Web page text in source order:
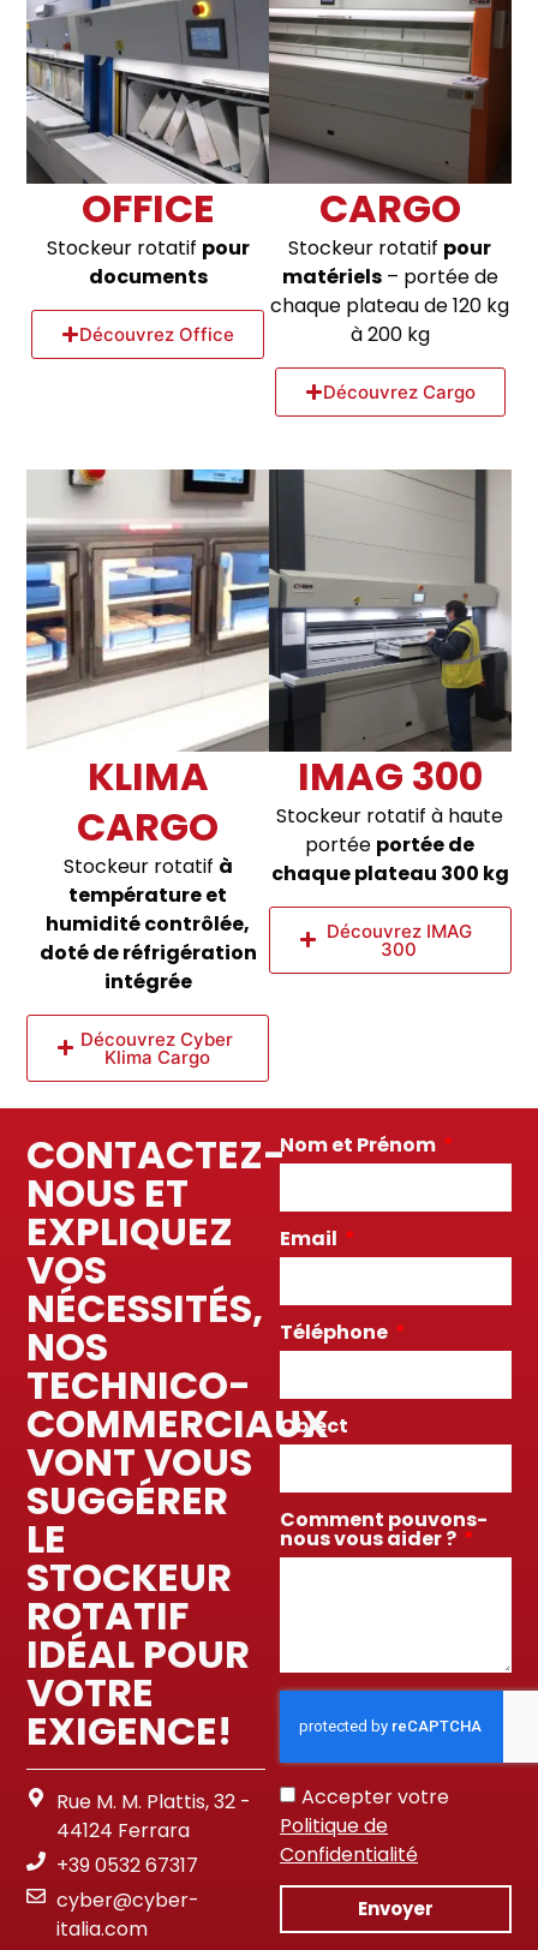
CARGO
Stockeur rotatif pour
matériels– portée de
chaque plateau de 120 kg
à 200 kg
Découvrez Cargo
OFFICE
Stockeur rotatif pour
documents
Découvrez Office
IMAG 300
Stockeur rotatif à haute
portée portée de
chaque plateau 300 kg
Découvrez IMAG
300
KLIMA
CARGO
Stockeur rotatif à
température et
humidité contrôlée,
doté de réfrigération
intégrée
Découvrez Cyber
Klima Cargo
CONTACTEZ-
NOUS ET
EXPLIQUEZ
VOS
NÉCESSITÉS,
NOS
TECHNICO-
COMMERCIAUX
VONT VOUS
SUGGÉRER
LE
STOCKEUR
ROTATIF
IDÉAL POUR
VOTRE
EXIGENCE!
Rue M. M. Plattis, 32 -
44124 Ferrara
+39 0532 67317
cyber@cyber-
italia.com
Nom et Prénom
Email
Téléphone
Object
Comment pouvons-
nous vous aider ?
Accepter votre
Politique de
Confidentialité
Envoyer